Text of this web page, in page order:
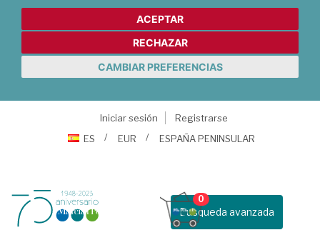
ACEPTAR
RECHAZAR
CAMBIAR PREFERENCIAS
Iniciar sesión
Registrarse
ES
EUR ESPAÑA PENINSULAR
Busqueda avanzada
0